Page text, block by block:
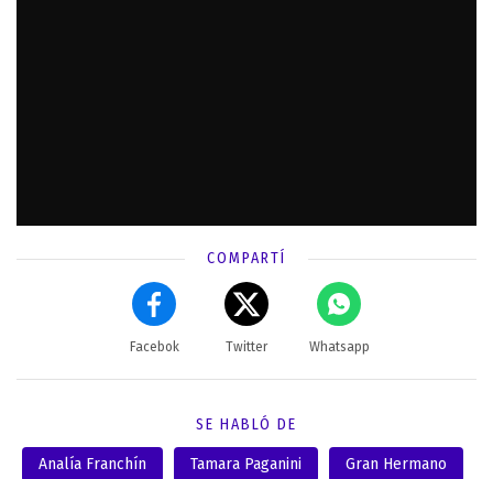
COMPARTÍ
Facebok Twitter Whatsapp
SE HABLÓ DE
Analía Franchín Tamara Paganini Gran Hermano